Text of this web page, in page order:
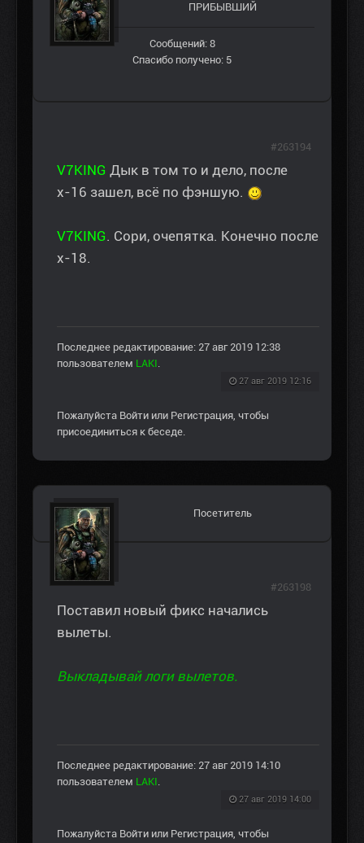
ПРИБЫВШИЙ
Сообщений: 8
Спасибо получено: 5
V7KING Дык в том то и дело, после
х-16 зашел, всё по фэншую.
V7KING. Сори, очепятка. Конечно после
х-18.
Последнее редактирование: 27 авг 2019 12:38
пользователем LAKI.
27 авг 2019 12:16
#263194
Пожалуйста Войти или Регистрация, чтобы
присоединиться к беседе.
Посетитель
Поставил новый фикс начались
вылеты.
Выкладывай логи вылетов.
Последнее редактирование: 27 авг 2019 14:10
пользователем LAKI.
27 авг 2019 14:00
#263198
Пожалуйста Войти или Регистрация, чтобы